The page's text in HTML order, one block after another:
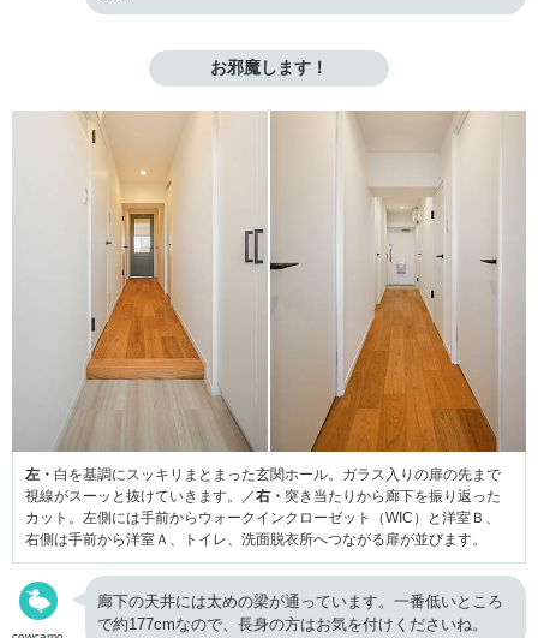
お邪魔します！
左・ 白を基調にスッキリまとまった玄関ホール。ガラス入りの扉の先まで
視線がスーッと抜けていきます。／右・ 突き当たりから廊下を振り返った
カット。左側には手前からウォークインクローゼット（WIC）と洋室Ｂ、
右側は手前から洋室Ａ、トイレ、洗面脱衣所へつながる扉が並びます。
廊下の天井には太めの梁が通っています。一番低いところ
で約177cmなので、長身の方はお気を付けくださいね。